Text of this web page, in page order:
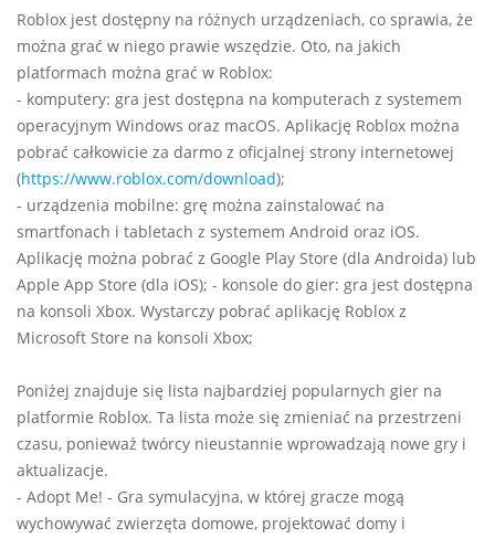
Roblox jest dostępny na różnych urządzeniach, co sprawia, że
można grać w niego prawie wszędzie. Oto, na jakich
platformach można grać w Roblox:
- komputery: gra jest dostępna na komputerach z systemem
operacyjnym Windows oraz macOS. Aplikację Roblox można
pobrać całkowicie za darmo z oficjalnej strony internetowej
(https://www.roblox.com/download);
- urządzenia mobilne: grę można zainstalować na
smartfonach i tabletach z systemem Android oraz iOS.
Aplikację można pobrać z Google Play Store (dla Androida) lub
Apple App Store (dla iOS); - konsole do gier: gra jest dostępna
na konsoli Xbox. Wystarczy pobrać aplikację Roblox z
Microsoft Store na konsoli Xbox;
Poniżej znajduje się lista najbardziej popularnych gier na
platformie Roblox. Ta lista może się zmieniać na przestrzeni
czasu, ponieważ twórcy nieustannie wprowadzają nowe gry i
aktualizacje.
- Adopt Me! - Gra symulacyjna, w której gracze mogą
wychowywać zwierzęta domowe, projektować domy i